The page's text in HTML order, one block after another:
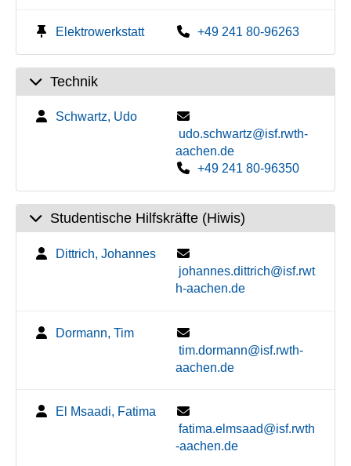
Elektrowerkstatt +49 241 80-96263
Technik
Schwartz, Udo
udo.schwartz@isf.rwth-
aachen.de
+49 241 80-96350
Studentische Hilfskräfte (Hiwis)
Dittrich, Johannes
johannes.dittrich@isf.rwt
h-aachen.de
Dormann, Tim
tim.dormann@isf.rwth-
aachen.de
El Msaadi, Fatima
fatima.elmsaad@isf.rwth
-aachen.de